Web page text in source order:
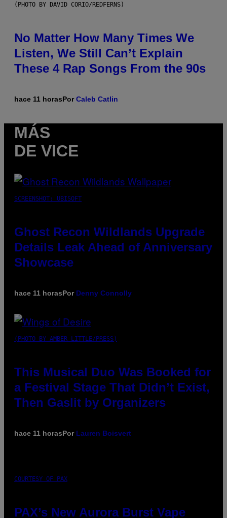
(PHOTO BY DAVID CORIO/REDFERNS)
No Matter How Many Times We
Listen, We Still Can’t Explain
These 4 Rap Songs From the 90s
hace 11 horasPorCaleb Catlin
MÁS
DE VICE
SCREENSHOT: UBISOFT
Ghost Recon Wildlands Upgrade
Details Leak Ahead of Anniversary
Showcase
hace 11 horasPor Denny Connolly
(PHOTO BY AMBER LITTLE/PRESS)
This Musical Duo Was Booked for
a Festival Stage That Didn’t Exist,
Then Gaslit by Organizers
hace 11 horasPor Lauren Boisvert
COURTESY OF PAX
PAX’s New Aurora Burst Vape